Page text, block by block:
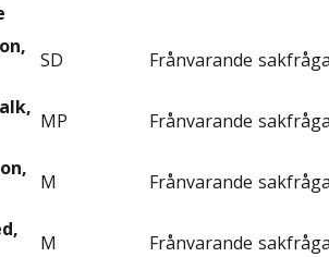
SD Frånvarande
MP Frånvarande
M Frånvarande
M Frånvarande